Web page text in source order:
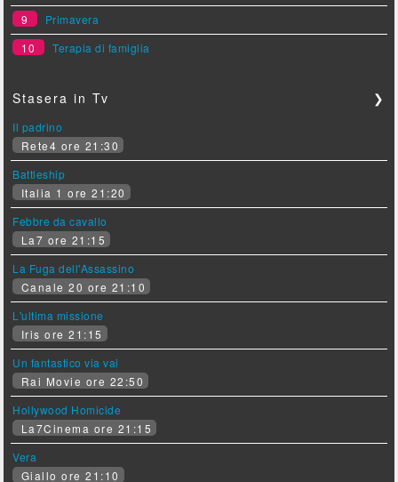
9
Primavera
10
Terapia di famiglia
Stasera in Tv ❯
Il padrino
Rete4 ore 21:30
Battleship
Italia 1 ore 21:20
Febbre da cavallo
La7 ore 21:15
La Fuga dell'Assassino
Canale 20 ore 21:10
L'ultima missione
Iris ore 21:15
Un fantastico via vai
Rai Movie ore 22:50
Hollywood Homicide
La7Cinema ore 21:15
Vera
Giallo ore 21:10